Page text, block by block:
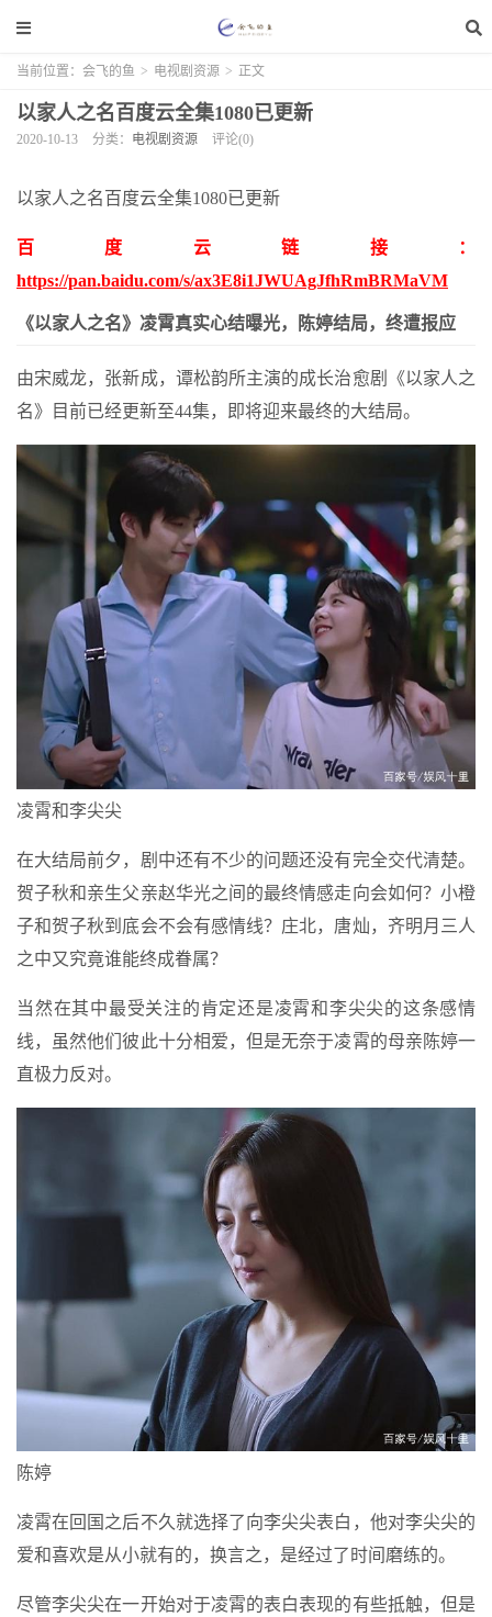
当前位置： 会飞的鱼 > 电视剧资源 > 正文
以家人之名百度云全集1080已更新
2020-10-13 分类： 电视剧资源 评论(0)
以家人之名百度云全集1080已更新
百度云链接：
https://pan.baidu.com/s/ax3E8i1JWUAgJfhRmBRMaVM
《以家人之名》凌霄真实心结曝光，陈婷结局，终遭报应
由宋威龙，张新成，谭松韵所主演的成长治愈剧《以家人之
名》目前已经更新至44集，即将迎来最终的大结局。
凌霄和李尖尖
在大结局前夕，剧中还有不少的问题还没有完全交代清楚。
贺子秋和亲生父亲赵华光之间的最终情感走向会如何？小橙
子和贺子秋到底会不会有感情线？庄北，唐灿，齐明月三人
之中又究竟谁能终成眷属？
当然在其中最受关注的肯定还是凌霄和李尖尖的这条感情
线，虽然他们彼此十分相爱，但是无奈于凌霄的母亲陈婷一
直极力反对。
陈婷
凌霄在回国之后不久就选择了向李尖尖表白，他对李尖尖的
爱和喜欢是从小就有的，换言之，是经过了时间磨练的。
尽管李尖尖在一开始对于凌霄的表白表现的有些抵触，但是